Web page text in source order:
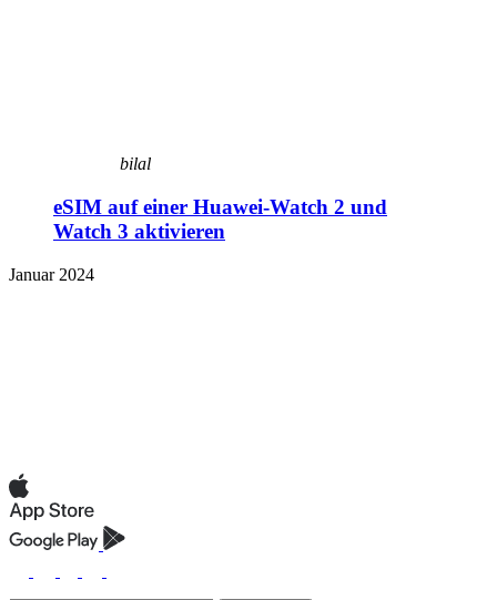
bilal
eSIM auf einer Huawei-Watch 2 und
Watch 3 aktivieren
Januar 2024